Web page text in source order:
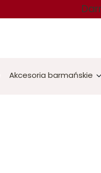
Akcesoria barmańskie